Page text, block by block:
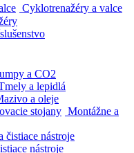
Cyklotrenažéry a valce
a CO2
a lepidlá
a oleje
Montážne a
nástroje